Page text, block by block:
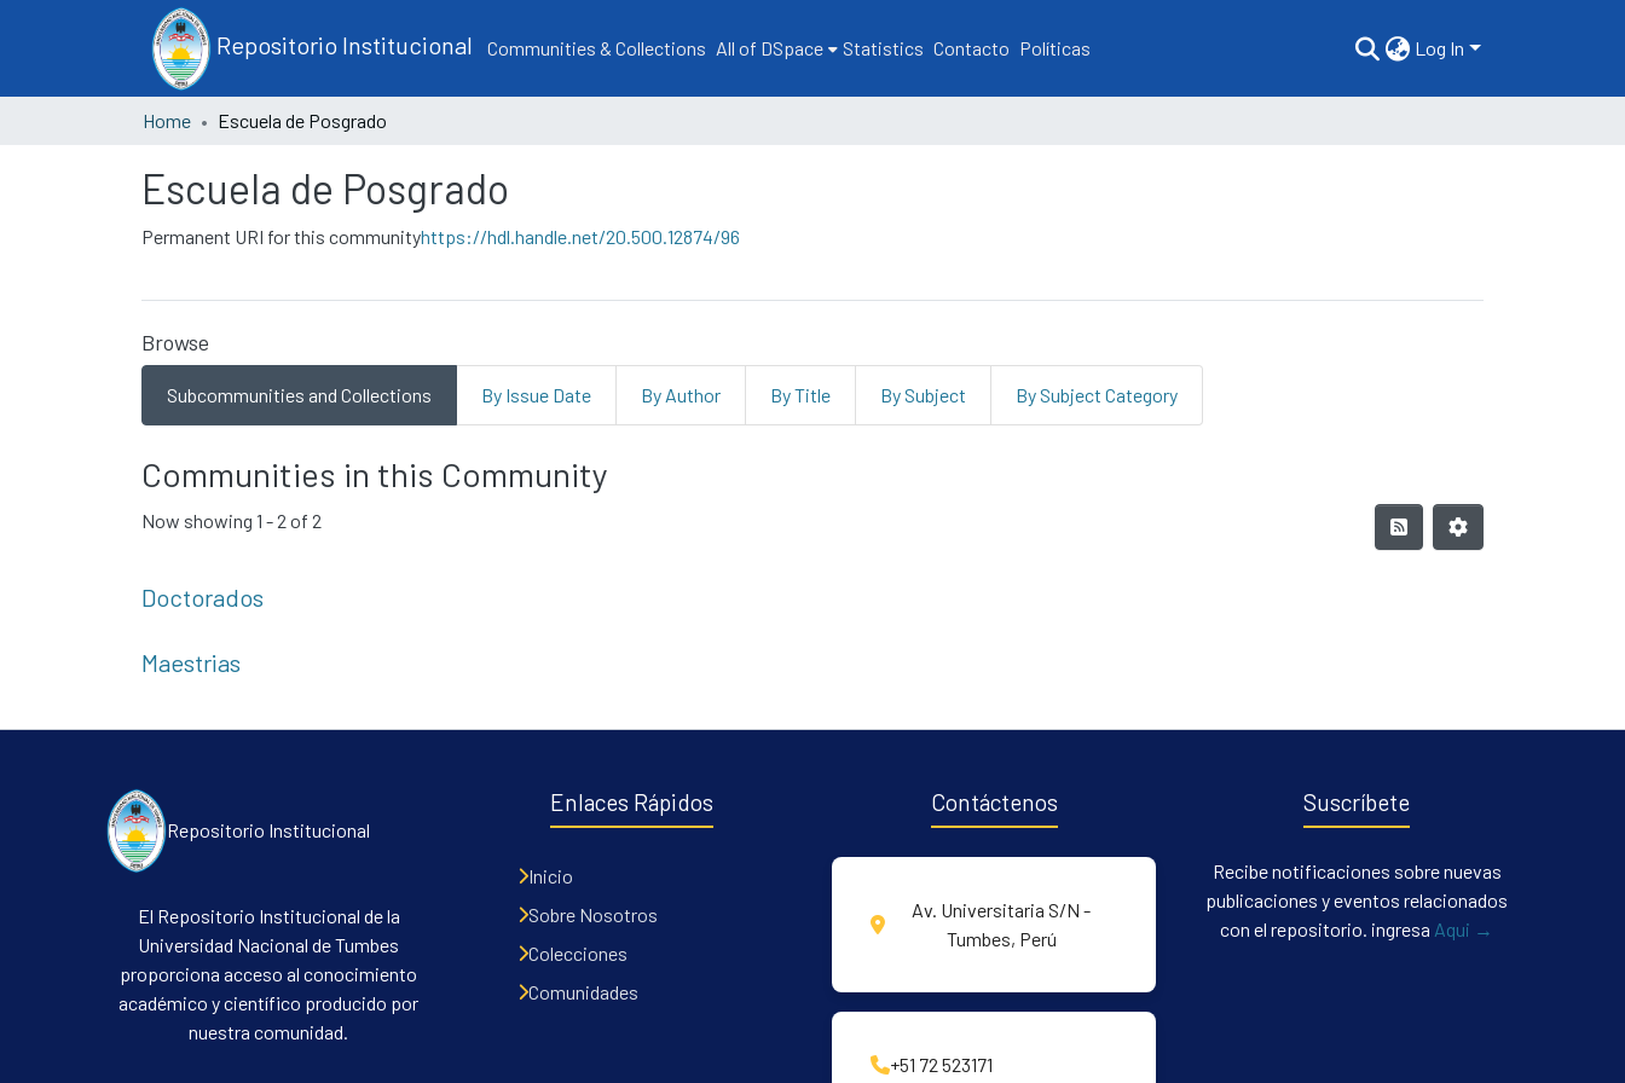
Repositorio Institucional Communities & Collections All of DSpace Statistics Contacto Políticas Log In
Home Escuela de Posgrado
Escuela de Posgrado
Permanent URI for this communityhttps://hdl.handle.net/20.500.12874/96
Browse
Subcommunities and Collections By Issue Date By Author By Title By Subject By Subject Category
Communities in this Community
Now showing 1 - 2 of 2
Doctorados
Maestrias
Repositorio Institucional
El Repositorio Institucional de la
Universidad Nacional de Tumbes
proporciona acceso al conocimiento
académico y científico producido por
nuestra comunidad.
Enlaces Rápidos
Inicio
Sobre Nosotros
Colecciones
Comunidades
Contáctenos
Av. Universitaria S/N -
Tumbes, Perú
+51 72 523171
Suscríbete
Recibe notificaciones sobre nuevas
publicaciones y eventos relacionados
con el repositorio. ingresa Aqui →